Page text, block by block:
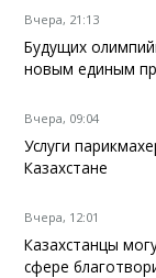
Вчера, 21:13
Будущих
новым единым
Вчера, 09:04
Услуги
Казахстане
Вчера, 12:01
Казахстанцы
сфере